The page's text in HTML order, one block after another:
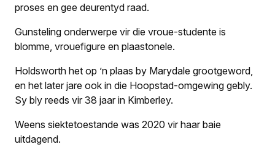
proses en gee deurentyd raad.
Gunsteling onderwerpe vir die vroue-studente is
blomme, vrouefigure en plaastonele.
Holdsworth het op ’n plaas by Marydale grootgeword,
en het later jare ook in die Hoopstad-omgewing gebly.
Sy bly reeds vir 38 jaar in Kimberley.
Weens siektetoestande was 2020 vir haar baie
uitdagend.